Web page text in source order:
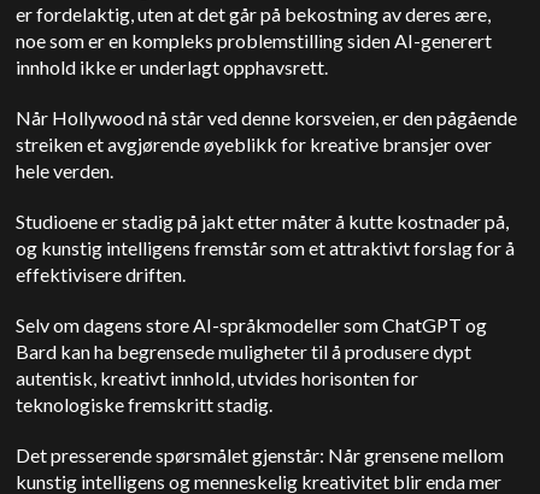
er fordelaktig, uten at det går på bekostning av deres ære,
noe som er en kompleks problemstilling siden AI-generert
innhold ikke er underlagt opphavsrett.
Når Hollywood nå står ved denne korsveien, er den pågående
streiken et avgjørende øyeblikk for kreative bransjer over
hele verden.
Studioene er stadig på jakt etter måter å kutte kostnader på,
og kunstig intelligens fremstår som et attraktivt forslag for å
effektivisere driften.
Selv om dagens store AI-språkmodeller som ChatGPT og
Bard kan ha begrensede muligheter til å produsere dypt
autentisk, kreativt innhold, utvides horisonten for
teknologiske fremskritt stadig.
Det presserende spørsmålet gjenstår: Når grensene mellom
kunstig intelligens og menneskelig kreativitet blir enda mer